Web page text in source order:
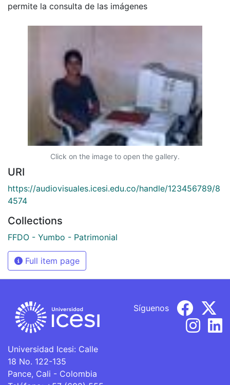
permite la consulta de las imágenes
Click on the image to open the gallery.
URI
https://audiovisuales.icesi.edu.co/handle/123456789/8
4574
Collections
FFDO - Yumbo - Patrimonial
Full item page
Universidad Icesi: Calle
18 No. 122-135
Pance, Cali - Colombia
Síguenos